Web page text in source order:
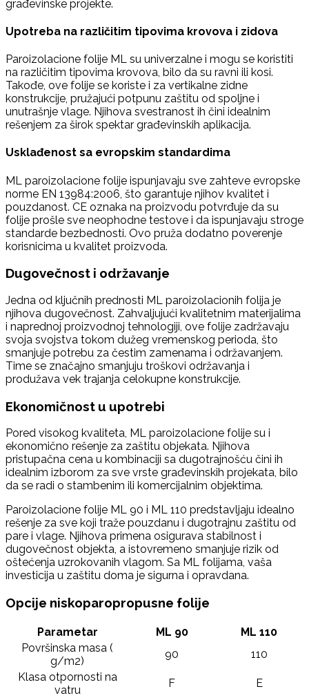
građevinske projekte.
Upotreba na različitim tipovima krovova i zidova
Paroizolacione folije ML su univerzalne i mogu se koristiti
na različitim tipovima krovova, bilo da su ravni ili kosi.
Takođe, ove folije se koriste i za vertikalne zidne
konstrukcije, pružajući potpunu zaštitu od spoljne i
unutrašnje vlage. Njihova svestranost ih čini idealnim
rešenjem za širok spektar građevinskih aplikacija.
Usklađenost sa evropskim standardima
ML paroizolacione folije ispunjavaju sve zahteve evropske
norme EN 13984:2006, što garantuje njihov kvalitet i
pouzdanost. CE oznaka na proizvodu potvrđuje da su
folije prošle sve neophodne testove i da ispunjavaju stroge
standarde bezbednosti. Ovo pruža dodatno poverenje
korisnicima u kvalitet proizvoda.
Dugovečnost i održavanje
Jedna od ključnih prednosti ML paroizolacionih folija je
njihova dugovečnost. Zahvaljujući kvalitetnim materijalima
i naprednoj proizvodnoj tehnologiji, ove folije zadržavaju
svoja svojstva tokom dužeg vremenskog perioda, što
smanjuje potrebu za čestim zamenama i održavanjem.
Time se značajno smanjuju troškovi održavanja i
produžava vek trajanja celokupne konstrukcije.
Ekonomičnost u upotrebi
Pored visokog kvaliteta, ML paroizolacione folije su i
ekonomično rešenje za zaštitu objekata. Njihova
pristupačna cena u kombinaciji sa dugotrajnošću čini ih
idealnim izborom za sve vrste građevinskih projekata, bilo
da se radi o stambenim ili komercijalnim objektima.
Paroizolacione folije ML 90 i ML 110 predstavljaju idealno
rešenje za sve koji traže pouzdanu i dugotrajnu zaštitu od
pare i vlage. Njihova primena osigurava stabilnost i
dugovečnost objekta, a istovremeno smanjuje rizik od
oštećenja uzrokovanih vlagom. Sa ML folijama, vaša
investicija u zaštitu doma je sigurna i opravdana.
Opcije niskoparopropusne folije
Parametar ML 90
ML 110
Površinska masa (
g/m2)
90
110
Klasa otpornosti na
vatru
F
E